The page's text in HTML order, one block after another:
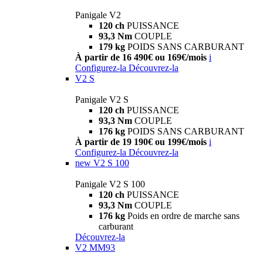
Panigale V2
120 ch PUISSANCE
93,3 Nm COUPLE
179 kg POIDS SANS CARBURANT
À partir de 16 490€ ou 169€/mois i
Configurez-la Découvrez-la
V2 S
Panigale V2 S
120 ch PUISSANCE
93,3 Nm COUPLE
176 kg POIDS SANS CARBURANT
À partir de 19 190€ ou 199€/mois i
Configurez-la Découvrez-la
new V2 S 100
Panigale V2 S 100
120 ch PUISSANCE
93,3 Nm COUPLE
176 kg Poids en ordre de marche sans
carburant
Découvrez-la
V2 MM93